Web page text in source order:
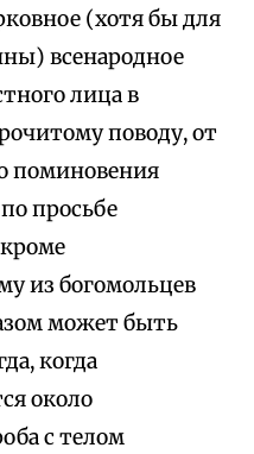
(хотя бы для
всенародное
лица в
поводу, от
поминовения
просьбе
из богомольцев
может быть
когда
около
с телом